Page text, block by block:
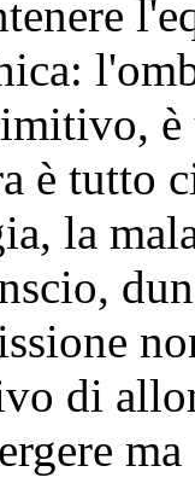
è tutto
la
di